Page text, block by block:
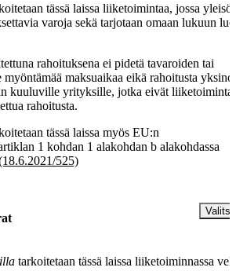
tässä laissa liiketoimintaa, jossa
varoja sekä tarjotaan omaan lukuun
rahoituksena ei pidetä tavaroiden tai
maksuaikaa eikä rahoitusta
kuuluville yrityksille, jotka eivät
rahoitusta.
tässä laissa myös EU:n
1 kohdan 1 alakohdan b alakohdassa
525)
tarkoitetaan tässä laissa liiketoiminnassa